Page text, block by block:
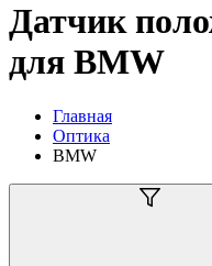
Датчик
для BMW
Главная
Оптика
BMW